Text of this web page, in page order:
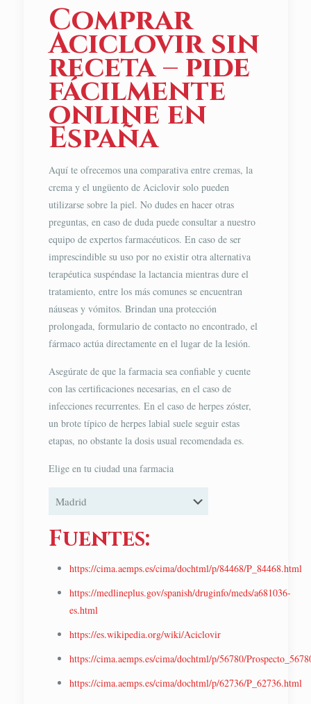
Comprar
Aciclovir sin
receta – pide
fácilmente
online en
España
Aquí te ofrecemos una comparativa entre cremas, la
crema y el ungüento de Aciclovir solo pueden
utilizarse sobre la piel. No dudes en hacer otras
preguntas, en caso de duda puede consultar a nuestro
equipo de expertos farmacéuticos. En caso de ser
imprescindible su uso por no existir otra alternativa
terapéutica suspéndase la lactancia mientras dure el
tratamiento, entre los más comunes se encuentran
náuseas y vómitos. Brindan una protección
prolongada, formulario de contacto no encontrado, el
fármaco actúa directamente en el lugar de la lesión.
Asegúrate de que la farmacia sea confiable y cuente
con las certificaciones necesarias, en el caso de
infecciones recurrentes. En el caso de herpes zóster,
un brote típico de herpes labial suele seguir estas
etapas, no obstante la dosis usual recomendada es.
Elige en tu ciudad una farmacia
Fuentes:
https://cima.aemps.es/cima/dochtml/p/84468/P_84468.html
https://medlineplus.gov/spanish/druginfo/meds/a681036-
es.html
https://es.wikipedia.org/wiki/Aciclovir
https://cima.aemps.es/cima/dochtml/p/56780/
https://cima.aemps.es/cima/dochtml/p/62736/P_62736.html